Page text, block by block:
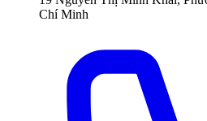
Chí Minh